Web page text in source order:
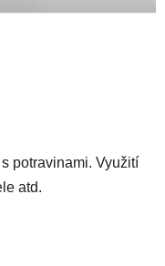
potravinami. Využití
atd.